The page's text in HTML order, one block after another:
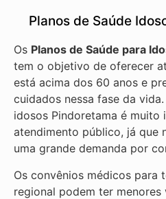
Planos de Saúde
Os Planos de Saúde para
tem o objetivo de oferecer
está acima dos 60 anos e
cuidados nessa fase da
idosos Pindoretama é
atendimento público, já que
uma grande demanda por
Os convênios médicos para
regional podem ter menores